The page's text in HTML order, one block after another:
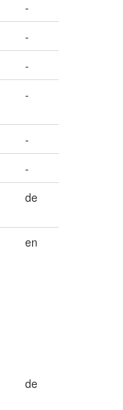
-
-
-
-
-
-
de
en
de